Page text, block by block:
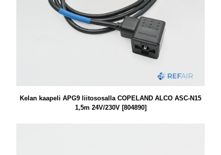
Kelan kaapeli APG9 liitososalla COPELAND ALCO ASC-N15
1,5m 24V/230V [804890]